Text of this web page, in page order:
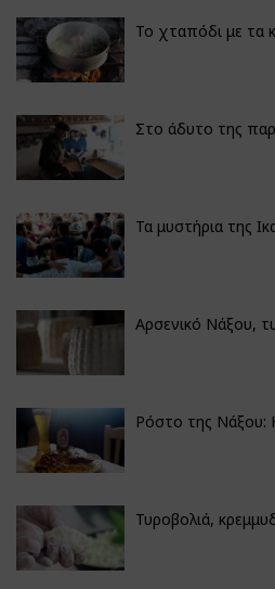
Το χταπόδι με τα
Στο άδυτο της
Τα μυστήρια της
Αρσενικό Νάξου,
Ρόστο της Νάξου:
Τυροβολιά,